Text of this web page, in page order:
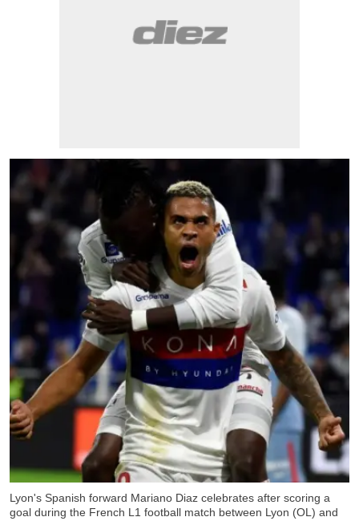
Lyon's Spanish forward Mariano Diaz celebrates after scoring a
goal during the French L1 football match between Lyon (OL) and